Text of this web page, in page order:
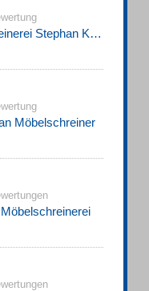
Bau & Möbelschreinerei Stephan Krautmann
Möbelschreiner